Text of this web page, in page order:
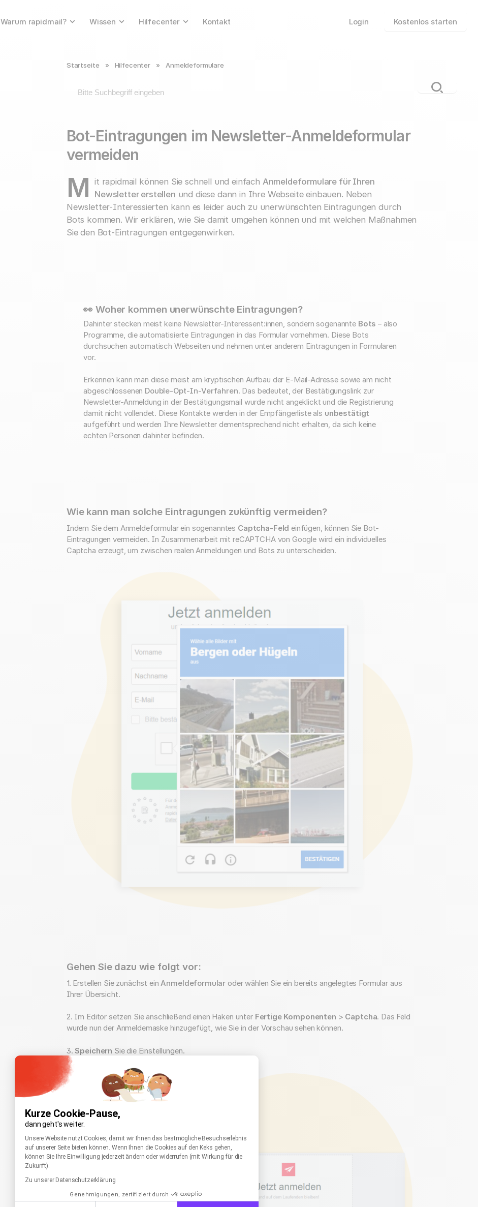
Kurze Cookie-Pause,
dann geht's weiter.
Einwilligungsmanagementplattform: Passen Sie Ihre Optionen an
Unsere Website nutzt Cookies, damit wir Ihnen das bestmögliche Besuchserlebnis
auf unserer Seite bieten können. Wenn Ihnen die Cookies auf den Keks gehen,
können Sie Ihre Einwilligung jederzeit ändern oder widerrufen (mit Wirkung für die
Zukunft).
Zu unserer Datenschutzerklärung
Genehmigungen, zertifiziert durch
Axeptio consent
Warum rapidmail? Wissen Hilfecenter Kontakt Login Kostenlos starten
Startseite » Hilfecenter » Anmeldeformulare
Bot-Eintragungen im Newsletter-Anmeldeformular
vermeiden
M it rapidmail können Sie schnell und einfach Anmeldeformulare für Ihren
Newsletter erstellen und diese dann in Ihre Webseite einbauen. Neben
Newsletter-Interessierten kann es leider auch zu unerwünschten Eintragungen durch
Bots kommen. Wir erklären, wie Sie damit umgehen können und mit welchen Maßnahmen
Sie den Bot-Eintragungen entgegenwirken.
👀 Woher kommen unerwünschte Eintragungen?
Dahinter stecken meist keine Newsletter-Interessent:innen, sondern sogenannte Bots – also
Programme, die automatisierte Eintragungen in das Formular vornehmen. Diese Bots
durchsuchen automatisch Webseiten und nehmen unter anderem Eintragungen in Formularen
vor.
Erkennen kann man diese meist am kryptischen Aufbau der E-Mail-Adresse sowie am nicht
abgeschlossenen Double-Opt-In-Verfahren. Das bedeutet, der Bestätigungslink zur
Newsletter-Anmeldung in der Bestätigungsmail wurde nicht angeklickt und die Registrierung
damit nicht vollendet. Diese Kontakte werden in der Empfängerliste als unbestätigt
aufgeführt und werden Ihre Newsletter dementsprechend nicht erhalten, da sich keine
echten Personen dahinter befinden.
Wie kann man solche Eintragungen zukünftig vermeiden?
Indem Sie dem Anmeldeformular ein sogenanntes Captcha-Feld einfügen, können Sie Bot-
Eintragungen vermeiden. In Zusammenarbeit mit reCAPTCHA von Google wird ein individuelles
Captcha erzeugt, um zwischen realen Anmeldungen und Bots zu unterscheiden.
Gehen Sie dazu wie folgt vor:
1. Erstellen Sie zunächst einAnmeldeformular oder wählen Sie ein bereits angelegtes Formular aus
Ihrer Übersicht.
2. Im Editor setzen Sie anschließend einen Haken unter Fertige Komponenten > Captcha. Das Feld
wurde nun der Anmeldemaske hinzugefügt, wie Sie in der Vorschau sehen können.
3.Speichern Sie die Einstellungen.